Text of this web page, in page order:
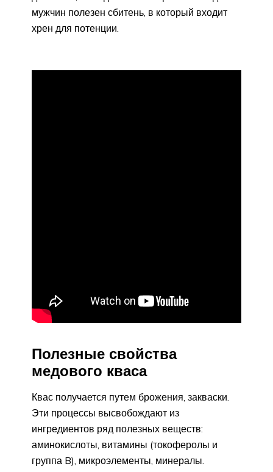
мужчин полезен сбитень, в который входит
хрен для потенции.
Полезные свойства
медового кваса
Квас получается путем брожения, закваски.
Эти процессы высвобождают из
ингредиентов ряд полезных веществ:
аминокислоты, витамины (токоферолы и
группа B), микроэлементы, минералы.